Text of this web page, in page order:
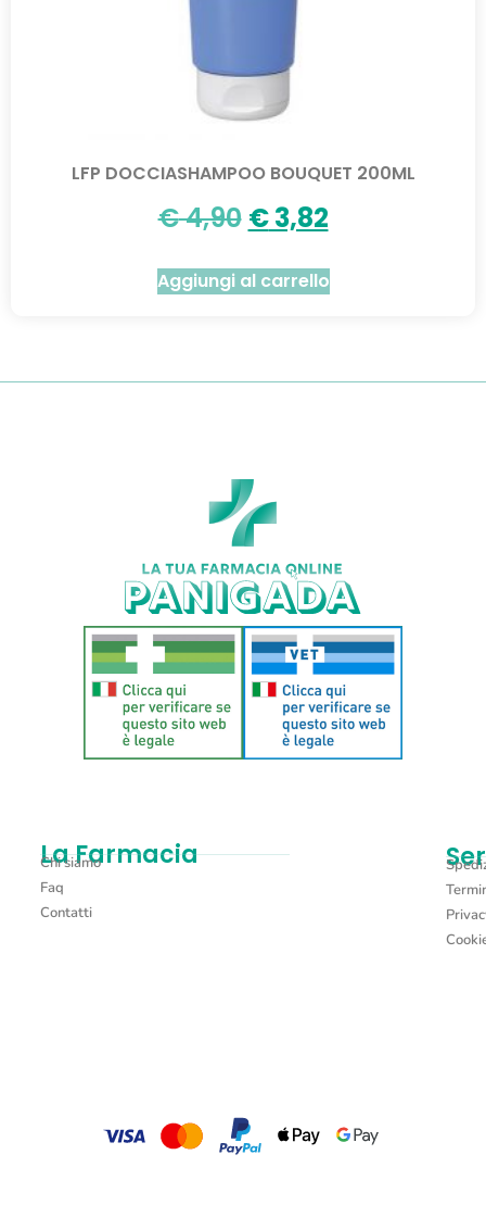
LFP DOCCIASHAMPOO BOUQUET 200ML
€4,90 €3,82
Aggiungi al carrello
La Farmacia
Chi siamo
Faq
Contatti